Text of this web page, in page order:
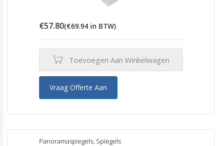
€57.80(€69.94 in BTW)
Toevoegen Aan Winkelwagen
Vraag Offerte Aan
Panoramaspiegels, Spiegels